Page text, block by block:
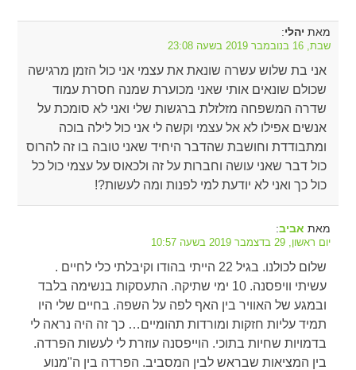
מאת יהלי:
שבת, 16 בנובמבר 2019 בשעה 23:08
אני בת שלוש עשרה שונאת את עצמי אני כול הזמן מרגישה
שכולם שונאים אותי שאני מכוערת שמנה חסרת עמוד
שדרה המשפחה מזלזלת ברגשות שלי ואני לא סומכת על
אנשים אפילו לא אל עצמי וקשה לי אני כול לילה בוכה
ומתבודדת וחושבת שהדבר היחיד שאני טובה בו זה להרוס
כול דבר שאני עושה וחברות על זה ולכאוס על עצמי כול כל
כול כך ואני לא יודעת למי לפנות ומה לעשות?!
מאת אביב:
יום ראשון, 29 בדצמבר 2019 בשעה 10:57
שלום לכולנו. בגיל 22 הייתי בהודו וקיבלתי כלי לחיים .
עשיתי וויפסנה. 10 ימי שתיקה. התעסקות בנשימה בלבד
ובמגע של האוויר בין האף לפה על השפה. בחיים שלי היו
תמיד עליות חזקות ומורדות תהומיים… כך זה היה נראה לי
בדמויות שחיות בתוכי. הוייפסנה עוזרת לי לעשות הפרדה.
בין המציאות שבראש לבין המסביב. הפרדה בין ה"מנוע